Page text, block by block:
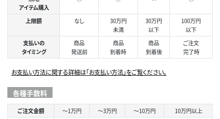
アイテム購入
上限額 なし
30万円
未満
30万円
以下
100万円
以下
支払いの
タイミング
商品
発送前
商品
到着時
商品
到着後
ご注文
完了時
お支払い方法に関する詳細は「お支払い方法」をご覧ください。
各種手数料
ご注文金額 ～1万円 ～3万円 ～10万円
10万円以上